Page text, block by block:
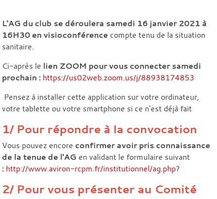
L'AG du club se déroulera samedi 16 janvier 2021 à
16H30 en visioconférence compte tenu de la situation
sanitaire.
Ci-après le lien ZOOM pour vous connecter samedi
prochain : https://us02web.zoom.us/j/88938174853
Pensez à installer cette application sur votre ordinateur,
votre tablette ou votre smartphone si ce n'est déjà fait
1/ Pour répondre à la convocation
Vous pouvez encore confirmer avoir pris connaissance
de la tenue de l'AG en validant le formulaire suivant
: http://www.aviron-rcpm.fr/institutionnel/ag.php?
2/ Pour vous présenter au Comité